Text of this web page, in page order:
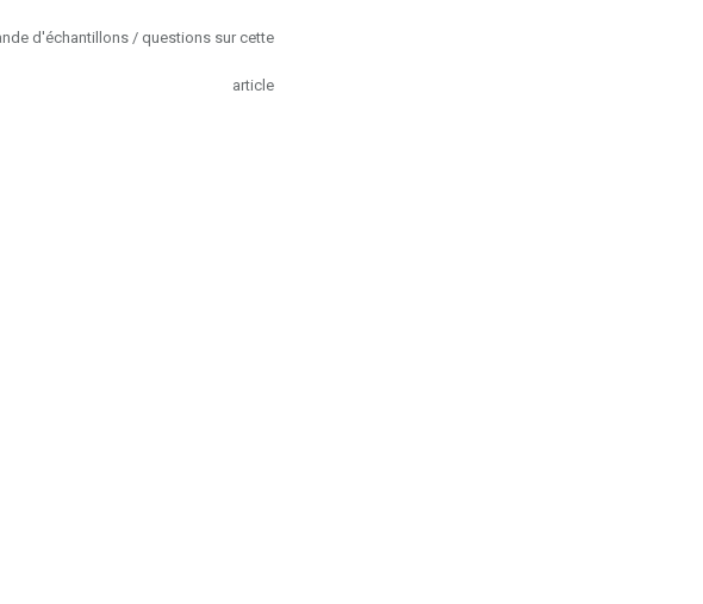
d'échantillons / questions sur cette
article